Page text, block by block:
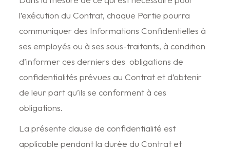
l’exécution du Contrat, chaque Partie pourra
communiquer des Informations Confidentielles à
ses employés ou à ses sous-traitants, à condition
d’informer ces derniers des obligations de
confidentialités prévues au Contrat et d’obtenir
de leur part qu’ils se conforment à ces
obligations.
La présente clause de confidentialité est
applicable pendant la durée du Contrat et